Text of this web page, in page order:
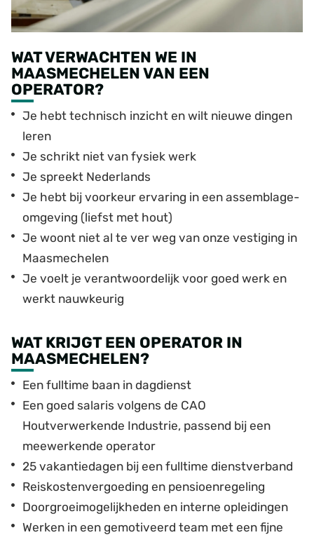
WAT VERWACHTEN WE IN
MAASMECHELEN VAN EEN
OPERATOR?
Je hebt technisch inzicht en wilt nieuwe dingen
leren
Je schrikt niet van fysiek werk
Je spreekt Nederlands
Je hebt bij voorkeur ervaring in een assemblage-
omgeving (liefst met hout)
Je woont niet al te ver weg van onze vestiging in
Maasmechelen
Je voelt je verantwoordelijk voor goed werk en
werkt nauwkeurig
WAT KRIJGT EEN OPERATOR IN
MAASMECHELEN?
Een fulltime baan in dagdienst
Een goed salaris volgens de CAO
Houtverwerkende Industrie, passend bij een
meewerkende operator
25 vakantiedagen bij een fulltime dienstverband
Reiskostenvergoeding en pensioenregeling
Doorgroeimogelijkheden en interne opleidingen
Werken in een gemotiveerd team met een fijne